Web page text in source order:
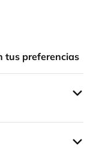
tus preferencias